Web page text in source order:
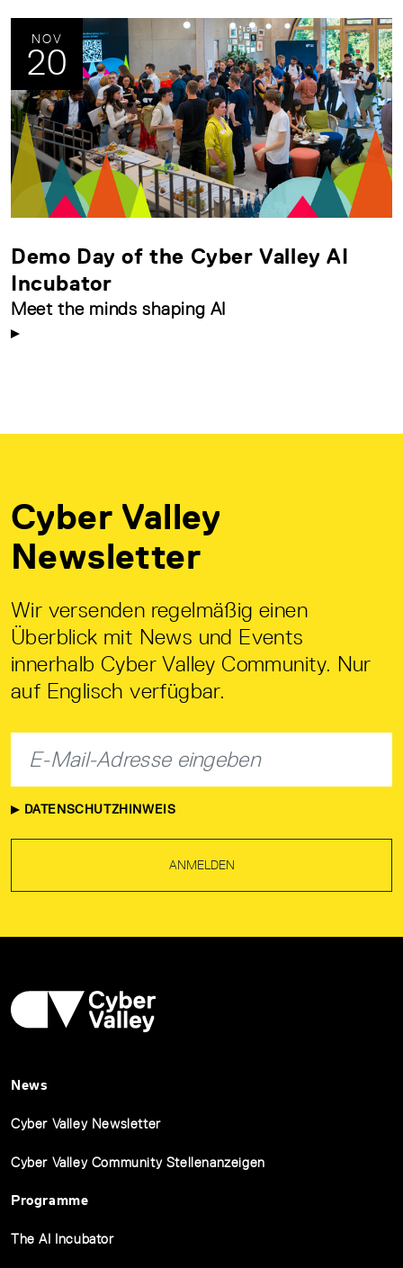
NOV
20
Demo Day of the Cyber Valley AI
Incubator
Meet the minds shaping AI
Cyber Valley
Newsletter
Wir versenden regelmäßig einen
Überblick mit News und Events
innerhalb Cyber Valley Community. Nur
auf Englisch verfügbar.
DATENSCHUTZHINWEIS
ANMELDEN
News
Cyber Valley Newsletter
Cyber Valley Community Stellenanzeigen
Programme
The AI Incubator